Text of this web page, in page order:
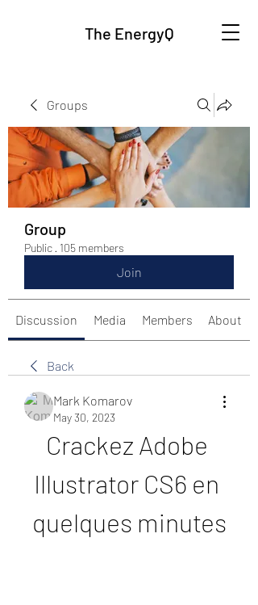
The EnergyQ
Groups
Group
Public · 105 members
Join
Discussion Media Members About
Back
Mark Komarov
May 30, 2023
Crackez Adobe
Illustrator CS6 en
quelques minutes